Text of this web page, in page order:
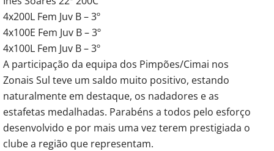
4x200L Fem Juv B – 3º
4x100E Fem Juv B – 3º
4x100L Fem Juv B – 3º
A participação da equipa dos Pimpões/Cimai nos
Zonais Sul teve um saldo muito positivo, estando
naturalmente em destaque, os nadadores e as
estafetas medalhadas. Parabéns a todos pelo esforço
desenvolvido e por mais uma vez terem prestigiada o
clube a região que representam.